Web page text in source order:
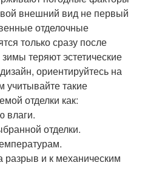
внешний вид не первый
отделочные
только сразу после
теряют эстетические
ориентируйтесь на
учитывайте такие
отделки как:
влаги.
отделки.
разрыв и к механическим